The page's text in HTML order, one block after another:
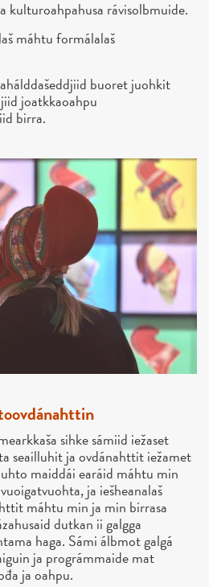
kulturoahpahusa rávisolbmuide.
máhtu formálalaš
buoret juohkit
joatkkaoahpu
birra.
sihke sámiid iežaset
seailluhit ja ovdánahttit iežamet
maiddái earáid máhtu min
ja iešheanalaš
máhtu min ja min birrasa
dutkan ii galgga
haga. Sámi álbmot galgá
ja prográmmaide mat
ja oahpu.